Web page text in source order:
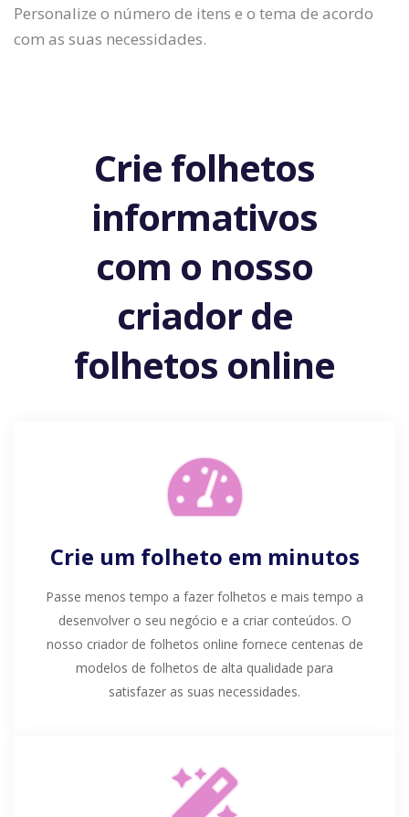
Personalize o número de itens e o tema de acordo
com as suas necessidades.
Crie folhetos
informativos
com o nosso
criador de
folhetos online
Crie um folheto em minutos
Passe menos tempo a fazer folhetos e mais tempo a
desenvolver o seu negócio e a criar conteúdos. O
nosso criador de folhetos online fornece centenas de
modelos de folhetos de alta qualidade para
satisfazer as suas necessidades.